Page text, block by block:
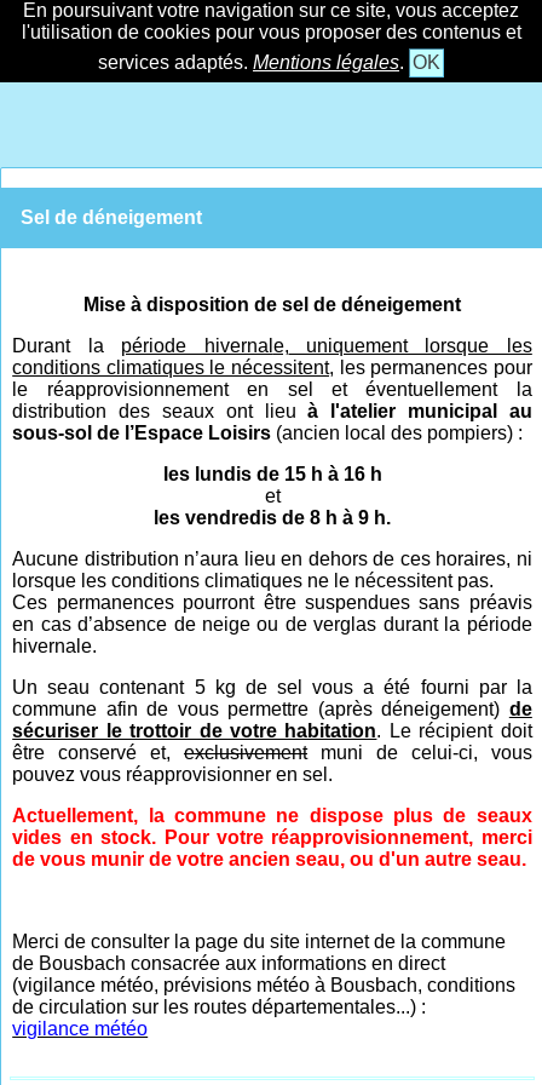
En poursuivant votre navigation sur ce site, vous acceptez
l'utilisation de cookies pour vous proposer des contenus et
services adaptés. Mentions légales. OK
Sel de déneigement
Mise à disposition de sel de déneigement
Durant la période hivernal e, uniquement lorsque les
conditions climatiques le nécessitent, les permanences pour
le réapprovisionnement en sel et éventuellement la
distribution des seaux ont lieuà l'atelier municipal au
sous-sol de l’Espace Loisirs (ancien local des pompiers) :
les lundis de 15 h à 16 h
et
les vendredis de 8 h à 9 h.
Aucune distribution n’aura lieu en dehors de ces horaires, ni
lorsque les conditions climatiques ne le nécessitent pas.
Ces permanences pourront être suspendues sans préavis
en cas d’absence de neige ou de verglas durant la période
hivernale.
Un seau contenant 5 kg de sel vous a été fourni par la
commune afin de vous permettre (après déneigement) de
sécuriser le trottoir de votre habitation. Le récipient doit
être conservé et,exclusivementmuni de celui-ci, vous
pouvez vous réapprovisionner en sel.
Actuellement, la commune ne dispose plus de seaux
vides en stock. Pour votre réapprovisionnement, merci
de vous munir de votre ancien seau, ou d'un autre seau.
Merci de consulter la page du site internet de la commune
de Bousbach consacrée aux informations en direct
(vigilance météo, prévisions météo à Bousbach, conditions
de circulation sur les routes départementales...) :
vigilance météo